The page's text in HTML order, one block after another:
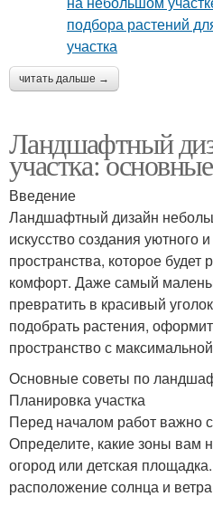
читать дальше →
Ландшафтный
участка:
Введение
Ландшафтный дизайн
искусство создания уютного
пространства, которое будет
комфорт. Даже самый
превратить в красивый
подобрать растения,
пространство с
Основные советы по
Планировка участка
Перед началом работ важно
Определите, какие зоны вам
огород или детская
расположение солнца и